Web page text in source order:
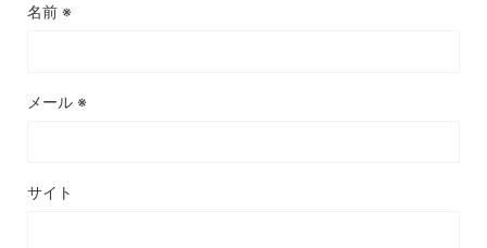
名前 ※
メール ※
サイト